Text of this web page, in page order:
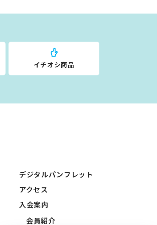
イチオシ商品
デジタルパンフレット
アクセス
入会案内
会員紹介